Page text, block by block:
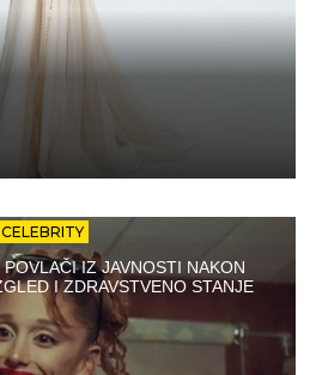
CELEBRITY
IZ JAVNOSTI NAKON
I ZDRAVSTVENO STANJE